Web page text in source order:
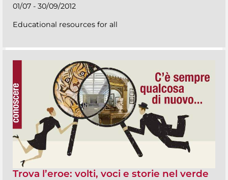
01/07 - 30/09/2012
Educational resources for all
Trova l’eroe: volti, voci e storie nel verde